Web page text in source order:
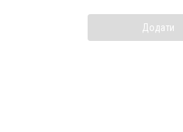
Додати